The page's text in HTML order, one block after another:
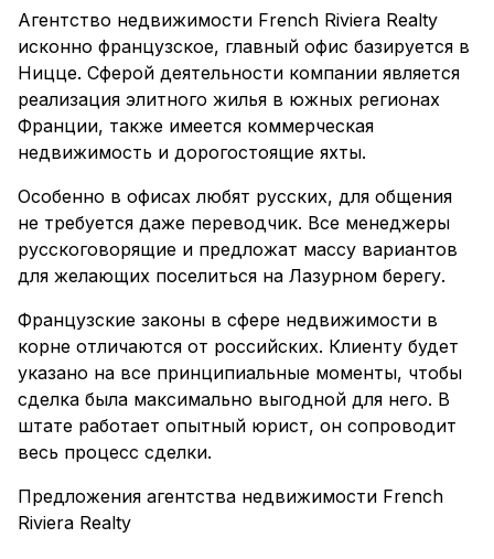
Агентство недвижимости French Riviera Realty
исконно французское, главный офис базируется в
Ницце. Сферой деятельности компании является
реализация элитного жилья в южных регионах
Франции, также имеется коммерческая
недвижимость и дорогостоящие яхты.
Особенно в офисах любят русских, для общения
не требуется даже переводчик. Все менеджеры
русскоговорящие и предложат массу вариантов
для желающих поселиться на Лазурном берегу.
Французские законы в сфере недвижимости в
корне отличаются от российских. Клиенту будет
указано на все принципиальные моменты, чтобы
сделка была максимально выгодной для него. В
штате работает опытный юрист, он сопроводит
весь процесс сделки.
Предложения агентства недвижимости French
Riviera Realty